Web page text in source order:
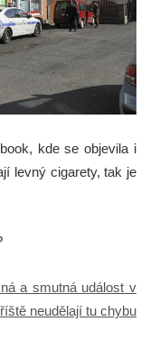
kde se objevila i
levný cigarety, tak je
a smutná událost v
neudělají tu chybu